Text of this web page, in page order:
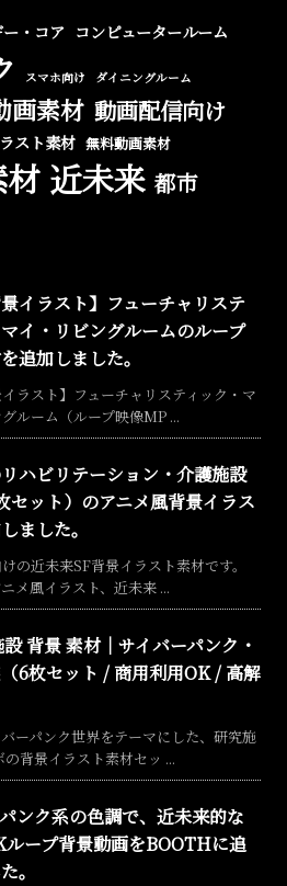
・コア コンピュータールーム
スマホ向け ダイニングルーム
画素材 動画配信向け
スト素材 無料動画素材
近未来 都市
景イラスト】フューチャリステ
イ・リビングルームのループ
追加しました。
イラスト】フューチャリスティック・マ
ルーム（ループ映像MP ...
ハビリテーション・介護施設
セット）のアニメ風背景イラス
ました。
の近未来SF背景イラスト素材です。
メ風イラスト、近未来 ...
背景 素材｜サイバーパンク・
6枚セット / 商用利用OK / 高解
ーパンク世界をテーマにした、研究施
背景イラスト素材セッ ...
ンク系の色調で、近未来的な
ループ背景動画をBOOTHに追
。